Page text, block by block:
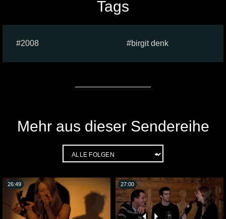
Tags
2008 birgit denk
Mehr aus dieser Sendereihe
26:49 27:00